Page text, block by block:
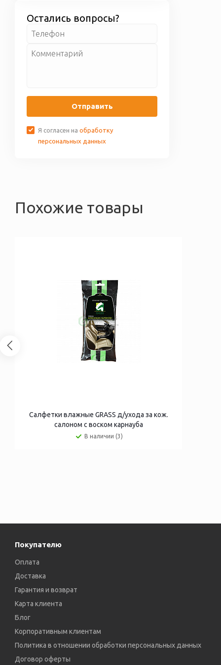
бракованный товар, мы его
обмениваем вам. Более
подробные условия по гарантии
и возврат
Остались вопросы?
Отправить
Я согласен на обработку
персональных данных
Похожие товары
Салфетки влажные GRASS д/ухода за кож.
салоном с воском карнауба
В наличии (3)
Покупателю
Оплата
Доставка
Гарантия и возврат
Карта клиента
Блог
Корпоративным клиентам
Политика в отношении обработки персональных данных
Договор оферты